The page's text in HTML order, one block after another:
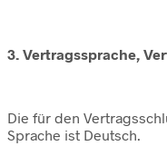
3. Vertragssprache,
Die für den
Sprache ist Deutsch.